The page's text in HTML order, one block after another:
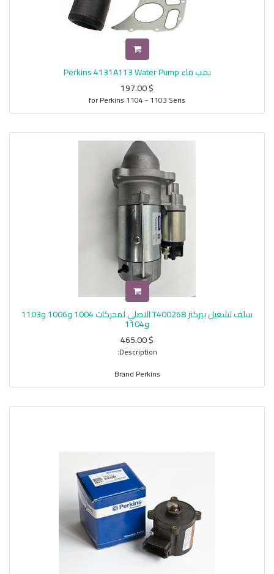
بمب ماء Perkins 4131A113 Water Pump
$
197.00
for Perkins 1104 - 1103 Seris
سلف تشغيل بيركنز T400268 الاصلي لمحركات 1004 و1006 و1103
و1104
$
465.00
Description:
Brand Perkins
Material Metal
Item dimensions L x W x H 13 x 9 x 7 inches
Can be used on Perkins engines with the following build lists: 1004: AA,
AB, AD, AG, AH, AK, AL, AM, AR, AS; 1006: YA, YB, YD, YG, YH, YK; 1103A: DJ,
DK; 1103C: DC, DD; 1103D: XK; 1104A: RR, RS, RT; 1104C: RE, RF, RG, RH,
RJ, RK; 1104D: NH, NJ, NK, NL, NM